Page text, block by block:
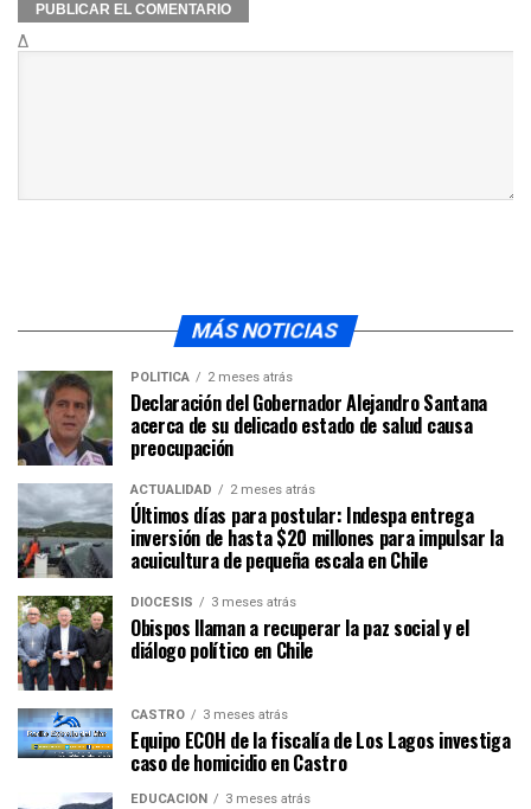
Δ
MÁS NOTICIAS
POLÍTICA 2 meses atrás
Declaración del Gobernador Alejandro Santana
acerca de su delicado estado de salud causa
preocupación
ACTUALIDAD 2 meses atrás
Últimos días para postular: Indespa entrega
inversión de hasta $20 millones para impulsar la
acuicultura de pequeña escala en Chile
DIÓCESIS 3 meses atrás
Obispos llaman a recuperar la paz social y el
diálogo político en Chile
CASTRO 3 meses atrás
Equipo ECOH de la fiscalía de Los Lagos investiga
caso de homicidio en Castro
EDUCACIÓN 3 meses atrás